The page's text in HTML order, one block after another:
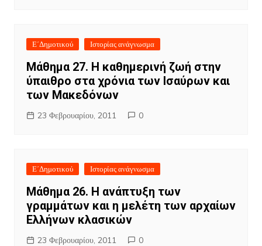
Ε΄Δημοτικού Ιστορίας ανάγνωσμα
Μάθημα 27. Η καθημερινή ζωή στην
ύπαιθρο στα χρόνια των Ισαύρων και
των Μακεδόνων
23 Φεβρουαρίου, 2011 0
Ε΄Δημοτικού Ιστορίας ανάγνωσμα
Μάθημα 26. Η ανάπτυξη των
γραμμάτων και η μελέτη των αρχαίων
Ελλήνων κλασικών
23 Φεβρουαρίου, 2011 0